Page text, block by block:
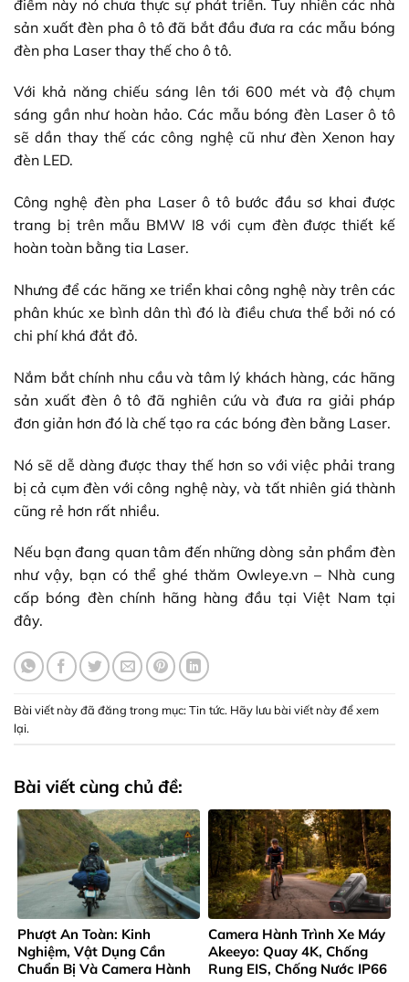
điểm này nó chưa thực sự phát triển. Tuy nhiên các nhà
sản xuất đèn pha ô tô đã bắt đầu đưa ra các mẫu bóng
đèn pha Laser thay thế cho ô tô.
Với khả năng chiếu sáng lên tới 600 mét và độ chụm
sáng gần như hoàn hảo. Các mẫu bóng đèn Laser ô tô
sẽ dần thay thế các công nghệ cũ như đèn Xenon hay
đèn LED.
Công nghệ đèn pha Laser ô tôbước đầu sơ khai được
trang bị trên mẫu BMW I8 với cụm đèn được thiết kế
hoàn toàn bằng tia Laser.
Nhưng để các hãng xe triển khai công nghệ này trên các
phân khúc xe bình dân thì đó là điều chưa thể bởi nó có
chi phí khá đắt đỏ.
Nắm bắt chính nhu cầu và tâm lý khách hàng, các hãng
sản xuất đèn ô tô đã nghiên cứu và đưa ra giải pháp
đơn giản hơn đó là chế tạo ra các bóng đèn bằng Laser.
Nó sẽ dễ dàng được thay thế hơn so với việc phải trang
bị cả cụm đèn với công nghệ này, và tất nhiên giá thành
cũng rẻ hơn rất nhiều.
Nếu bạn đang quan tâm đến những dòng sản phẩm đèn
như vậy, bạn có thể ghé thăm Owleye.vn – Nhà cung
cấp bóng đèn chính hãng hàng đầu tại Việt Nam tại
đây.
Bài viết này đã đăng trong mục:Tin tức. Hãy lưu bài viết này để xem
lại.
Bài viết cùng chủ đề:
Phượt An Toàn: Kinh
Nghiệm, Vật Dụng Cần
Chuẩn Bị Và Camera Hành
Camera Hành Trình Xe Máy
Akeeyo: Quay 4K, Chống
Rung EIS, Chống Nước IP66